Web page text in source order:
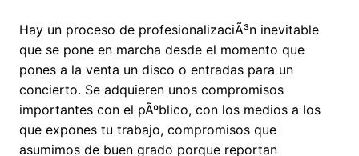
Hay un proceso de profesionalizaciÃ³n inevitable
que se pone en marcha desde el momento que
pones a la venta un disco o entradas para un
concierto. Se adquieren unos compromisos
importantes con el pÃºblico, con los medios a los
que expones tu trabajo, compromisos que
asumimos de buen grado porque reportan